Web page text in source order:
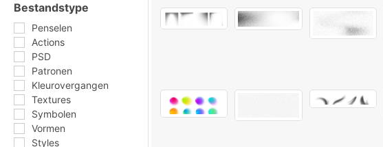
Bestandstype
Penselen
Actions
PSD
Patronen
Kleurovergangen
Textures
Symbolen
Vormen
Styles